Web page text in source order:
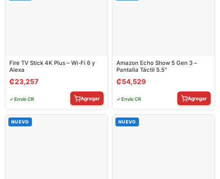
Fire TV Stick 4K Plus – Wi-Fi 6 y
Alexa
₡23,257
✓ Envío CR Agregar
Amazon Echo Show 5 Gen 3 –
Pantalla Táctil 5.5″
₡54,529
✓ Envío CR Agregar
NUEVO NUEVO